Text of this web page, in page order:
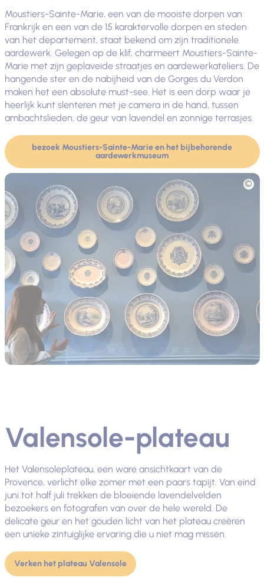
Foto
Moustiers-Sainte-Marie, een van de mooiste dorpen van
Frankrijk en een van de 15 karaktervolle dorpen en steden
van het departement, staat bekend om zijn traditionele
aardewerk. Gelegen op de klif, charmeert Moustiers-Sainte-
Marie met zijn geplaveide straatjes en aardewerkateliers. De
hangende ster en de nabijheid van de Gorges du Verdon
maken het een absolute must-see. Het is een dorp waar je
heerlijk kunt slenteren met je camera in de hand, tussen
ambachtslieden, de geur van lavendel en zonnige terrasjes.
bezoek Moustiers-Sainte-Marie en het bijbehorende
aardewerkmuseum
Valensole-plateau
Het Valensoleplateau, een ware ansichtkaart van de
Provence, verlicht elke zomer met een paars tapijt. Van eind
juni tot half juli trekken de bloeiende lavendelvelden
bezoekers en fotografen van over de hele wereld. De
delicate geur en het gouden licht van het plateau creëren
een unieke zintuiglijke ervaring die u niet mag missen.
Verken het plateau Valensole